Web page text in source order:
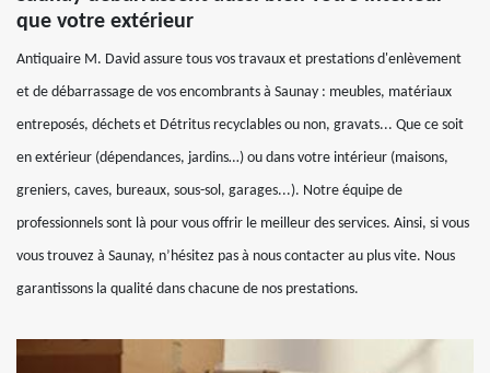
que votre extérieur
Antiquaire M. David assure tous vos travaux et prestations d'enlèvement
et de débarrassage de vos encombrants à Saunay : meubles, matériaux
entreposés, déchets et Détritus recyclables ou non, gravats... Que ce soit
en extérieur (dépendances, jardins…) ou dans votre intérieur (maisons,
greniers, caves, bureaux, sous-sol, garages...). Notre équipe de
professionnels sont là pour vous offrir le meilleur des services. Ainsi, si vous
vous trouvez à Saunay, n’hésitez pas à nous contacter au plus vite. Nous
garantissons la qualité dans chacune de nos prestations.